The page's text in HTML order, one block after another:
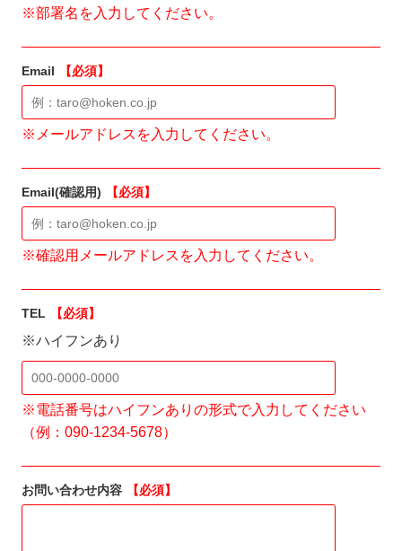
※部署名を入力してください。
Email 【必須】
※メールアドレスを入力してください。
Email(確認用) 【必須】
※確認用メールアドレスを入力してください。
TEL 【必須】
※ハイフンあり
※電話番号はハイフンありの形式で入力してください
（例：090-1234-5678）
お問い合わせ内容 【必須】